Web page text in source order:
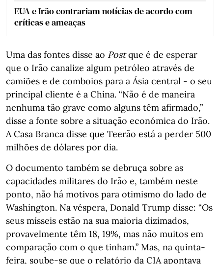
EUA e Irão contrariam notícias de acordo com
críticas e ameaças
Uma das fontes disse ao Postque é de esperar
que o Irão canalize algum petróleo através de
camiões e de comboios para a Ásia central - o seu
principal cliente é a China. “Não é de maneira
nenhuma tão grave como alguns têm afirmado,”
disse a fonte sobre a situação económica do Irão.
A Casa Branca disse que Teerão está a perder 500
milhões de dólares por dia.
O documento também se debruça sobre as
capacidades militares do Irão e, também neste
ponto, não há motivos para otimismo do lado de
Washington. Na véspera, Donald Trump disse: “Os
seus mísseis estão na sua maioria dizimados,
provavelmente têm 18, 19%, mas não muitos em
comparação com o que tinham.” Mas, na quinta-
feira, soube-se que o relatório da CIA apontava